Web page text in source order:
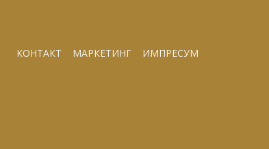
КОНТАКТ МАРКЕТИНГ ИМПРЕСУМ